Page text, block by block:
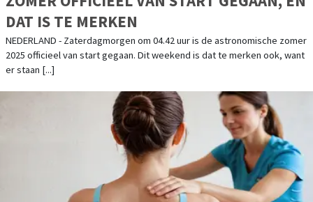
DAT IS TE MERKEN
NEDERLAND - Zaterdagmorgen om 04.42 uur is de astronomische zomer
2025 officieel van start gegaan. Dit weekend is dat te merken ook, want
er staan [...]